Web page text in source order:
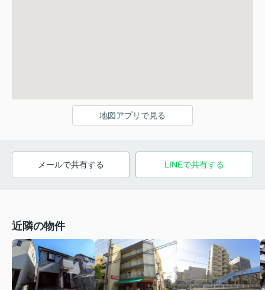
地図アプリで見る
メールで共有する LINEで共有する
近隣の物件